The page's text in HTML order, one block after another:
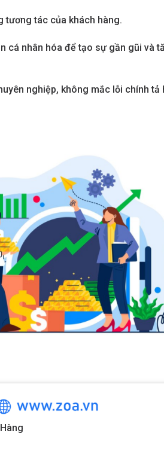
tương tác của khách hàng.
cá nhân hóa để tạo sự gần gũi và
nghiệp, không mắc lỗi chính tả